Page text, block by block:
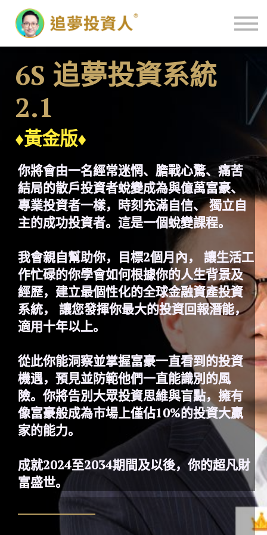
主頁
6S 追夢投資系統
2.1
♦黃金版♦
你將會由一名經常迷惘、膽戰心驚、痛苦
結局的散戶投資者蛻變成為與億萬富豪、
專業投資者一樣，時刻充滿自信、 獨立自
主的成功投資者。這是一個蛻變課程。
我會親自幫助你，目標2個月內， 讓生活工
作忙碌的你學會如何根據你的人生背景及
經歷，建立最個性化的全球金融資產投資
系統， 讓您發揮你最大的投資回報潛能，
適用十年以上。
從此你能洞察並掌握富豪一直看到的投資
機遇，預見並防範他們一直能識別的風
險。你將告別大眾投資思維與盲點，擁有
像富豪般成為市場上僅佔10%的投資大贏
家的能力。
成就2024至2034期間及以後，你的超凡財
富盛世。
_____________